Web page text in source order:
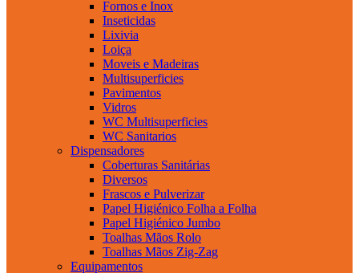
Fornos e Inox
Inseticidas
Lixivia
Loiça
Moveis e Madeiras
Multisuperficies
Pavimentos
Vidros
WC Multisuperficies
WC Sanitarios
Dispensadores
Coberturas Sanitárias
Diversos
Frascos e Pulverizar
Papel Higiénico Folha a Folha
Papel Higiénico Jumbo
Toalhas Mãos Rolo
Toalhas Mãos Zig-Zag
Equipamentos